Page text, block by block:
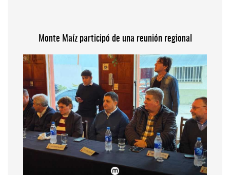
Monte Maíz participó de una reunión regional